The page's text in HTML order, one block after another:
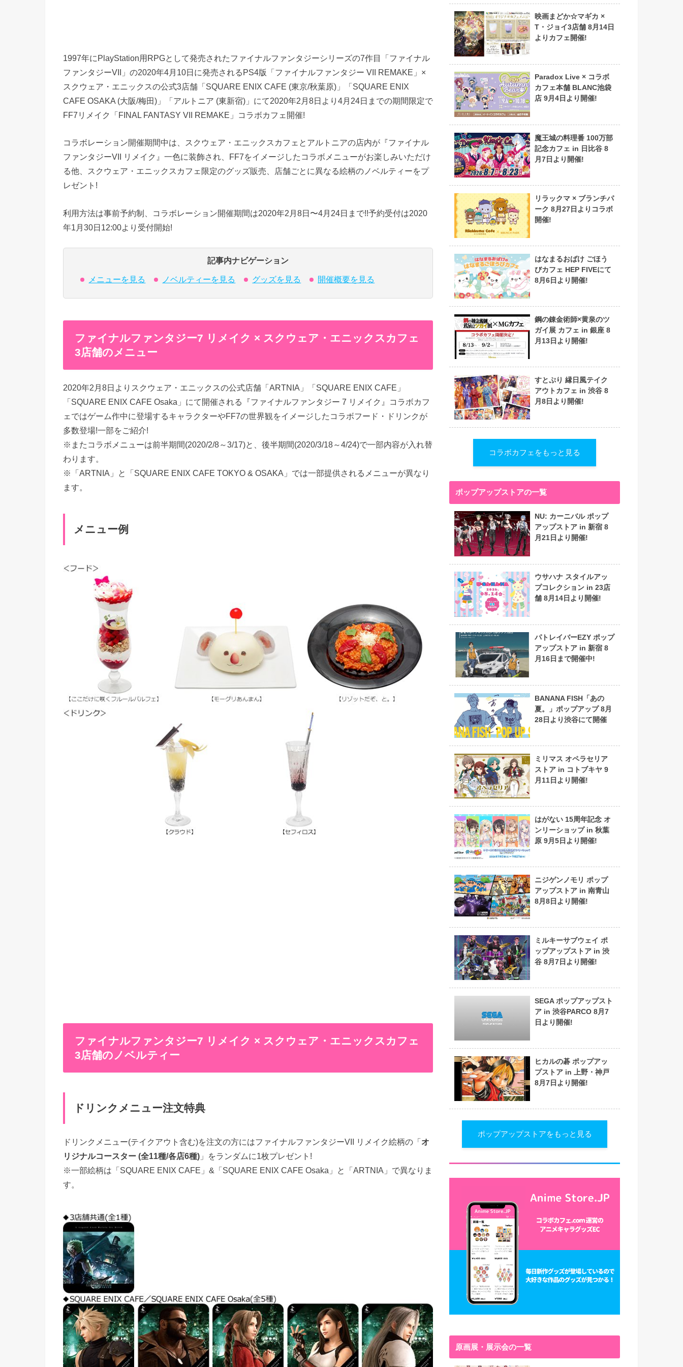
1997年にPlayStation用RPGとして発売されたファイナルファンタジーシリーズの7作目「ファイナル
ファンタジーVII」の2020年4月10日に発売されるPS4版「ファイナルファンタジー VII REMAKE」×
スクウェア・エニックスの公式3店舗「SQUARE ENIX CAFE (東京/秋葉原)」「SQUARE ENIX
CAFE OSAKA (大阪/梅田)」「アルトニア (東新宿)」にて2020年2月8日より4月24日までの期間限定で
FF7リメイク「FINAL FANTASY VII REMAKE」コラボカフェ開催!
コラボレーション開催期間中は、スクウェア・エニックスカフェとアルトニアの店内が『ファイナル
ファンタジーVII リメイク』一色に装飾され、FF7をイメージしたコラボメニューがお楽しみいただけ
る他、スクウェア・エニックスカフェ限定のグッズ販売、店舗ごとに異なる絵柄のノベルティーをプ
レゼント!
利用方法は事前予約制、コラボレーション開催期間は2020年2月8日〜4月24日まで!!予約受付は2020
年1月30日12:00より受付開始!
記事内ナビゲーション
メニューを見る ノベルティーを見る グッズを見る 開催概要を見る
ファイナルファンタジー7 リメイク × スクウェア・エニックスカフェ
3店舗のメニュー
2020年2月8日よりスクウェア・エニックスの公式店舗「ARTNIA」「SQUARE ENIX CAFE」
「SQUARE ENIX CAFE Osaka」にて開催される『ファイナルファンタジー 7 リメイク』コラボカフ
ェではゲーム作中に登場するキャラクターやFF7の世界観をイメージしたコラボフード・ドリンクが
多数登場!一部をご紹介!
※またコラボメニューは前半期間(2020/2/8～3/17)と、後半期間(2020/3/18～4/24)で一部内容が入れ替
わります。
※「ARTNIA」と「SQUARE ENIX CAFE TOKYO & OSAKA」では一部提供されるメニューが異なり
ます。
メニュー例
ファイナルファンタジー7 リメイク × スクウェア・エニックスカフェ
3店舗のノベルティー
ドリンクメニュー注文特典
ドリンクメニュー(テイクアウト含む)を注文の方にはファイナルファンタジーVII リメイク絵柄の「オ
リジナルコースター (全11種/各店6種) 」をランダムに1枚プレゼント!
※一部絵柄は「SQUARE ENIX CAFE」&「SQUARE ENIX CAFE Osaka」と「ARTNIA」で異なりま
す。
映画まどか☆マギカ ×
T・ジョイ3店舗 8月14日
よりカフェ開催!
Paradox Live × コラボ
カフェ本舗 BLANC池袋
店 9月4日より開催!
魔王城の料理番 100万部
記念カフェ in 日比谷 8
月7日より開催!
リラックマ × ブランチパ
ーク 8月27日よりコラボ
開催!
はなまるおばけ ごほう
びカフェ HEP FIVEにて
8月6日より開催!
鋼の錬金術師×黄泉のツ
ガイ展 カフェ in 銀座 8
月13日より開催!
すとぷり 縁日風テイク
アウトカフェ in 渋谷 8
月8日より開催!
コラボカフェをもっと見る
ポップアップストアの一覧
NU: カーニバル ポップ
アップストア in 新宿 8
月21日より開催!
ウサハナ スタイルアッ
プコレクション in 23店
舗 8月14日より開催!
パトレイバーEZY ポップ
アップストア in 新宿 8
月16日まで開催中!
BANANA FISH「あの
夏。」ポップアップ 8月
28日より渋谷にて開催
ミリマス オペラセリア
ストア in コトブキヤ 9
月11日より開催!
はがない 15周年記念 オ
ンリーショップ in 秋葉
原 9月5日より開催!
ニジゲンノモリ ポップ
アップストア in 南青山
8月8日より開催!
ミルキーサブウェイ ポ
ップアップストア in 渋
谷 8月7日より開催!
SEGA ポップアップスト
ア in 渋谷PARCO 8月7
日より開催!
ヒカルの碁 ポップアッ
プストア in 上野・神戸
8月7日より開催!
ポップアップストアをもっと見る
原画展・展示会の一覧